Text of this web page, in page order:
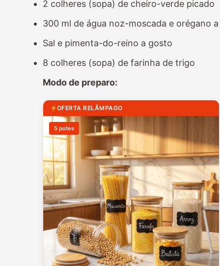
2 colheres (sopa) de cheiro-verde picado
300 ml de água noz-moscada e orégano
Sal e pimenta-do-reino a gosto
8 colheres (sopa) de farinha de trigo
Modo de preparo:
OFERTA RELÂMPAGO
5 potes